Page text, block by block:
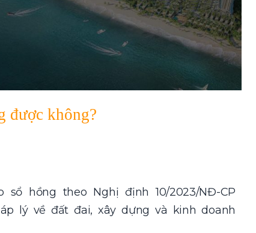
được không?
sổ hồng theo Nghị định 10/2023/NĐ-CP
lý về đất đai, xây dựng và kinh doanh